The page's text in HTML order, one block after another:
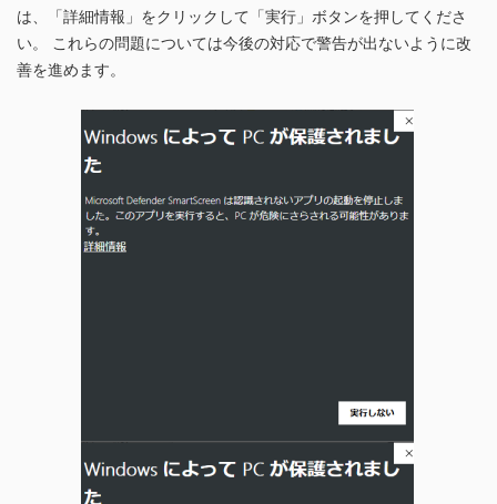
は、「詳細情報」をクリックして「実行」ボタンを押してくださ
い。 これらの問題については今後の対応で警告が出ないように改
善を進めます。